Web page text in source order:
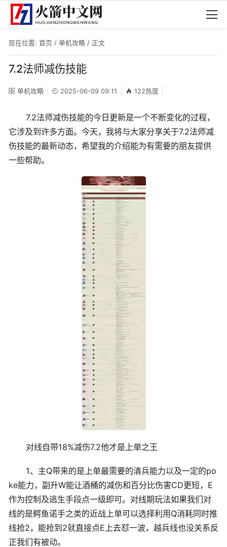
现在位置: 首页 / 单机攻略 / 正文
7.2法师减伤技能
单机攻略 2025-06-09 09:11 122热度
7.2法师减伤技能的今日更新是一个不断变化的过程，
它涉及到许多方面。今天，我将与大家分享关于7.2法师减
伤技能的最新动态，希望我的介绍能为有需要的朋友提供
一些帮助。
对线自带18%减伤7.2他才是上单之王
1、主Q带来的是上单最需要的清兵能力以及一定的po
ke能力，副升W能让酒桶的减伤和百分比伤害CD更短，E
作为控制及逃生手段点一级即可。对线期玩法如果我们对
线的是鳄鱼诺手之类的近战上单可以选择利用Q消耗同时推
线抢2，能抢到2就直接点E上去怼一波，越兵线也没关系反
正我们有被动。